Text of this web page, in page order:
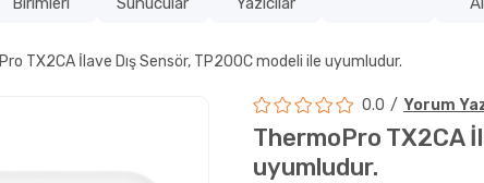
TX2CA İlave Dış Sensör, TP200C modeli ile uyumludur.
0.0 Yorum
ThermoPro TX2CA
uyumludur.